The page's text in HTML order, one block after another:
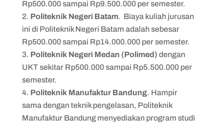
Rp500.000 sampai Rp9.500.000 per semester.
Politeknik Negeri Batam. Biaya kuliah jurusan
ini di Politeknik Negeri Batam adalah sebesar
Rp500.000 sampai Rp14.000.000 per semester.
Politeknik Negeri Medan (Polimed) dengan
UKT sekitar Rp500.000 sampai Rp5.500.000 per
semester.
Politeknik Manufaktur Bandung. Hampir
sama dengan teknik pengelasan, Politeknik
Manufaktur Bandung menyediakan program studi